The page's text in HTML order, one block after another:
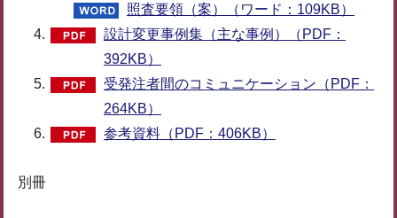
照査要領（案）（ワード：109KB）
設計変更事例集（主な事例）（PDF：
392KB）
受発注者間のコミュニケーション（PDF：
264KB）
参考資料（PDF：406KB）
別冊